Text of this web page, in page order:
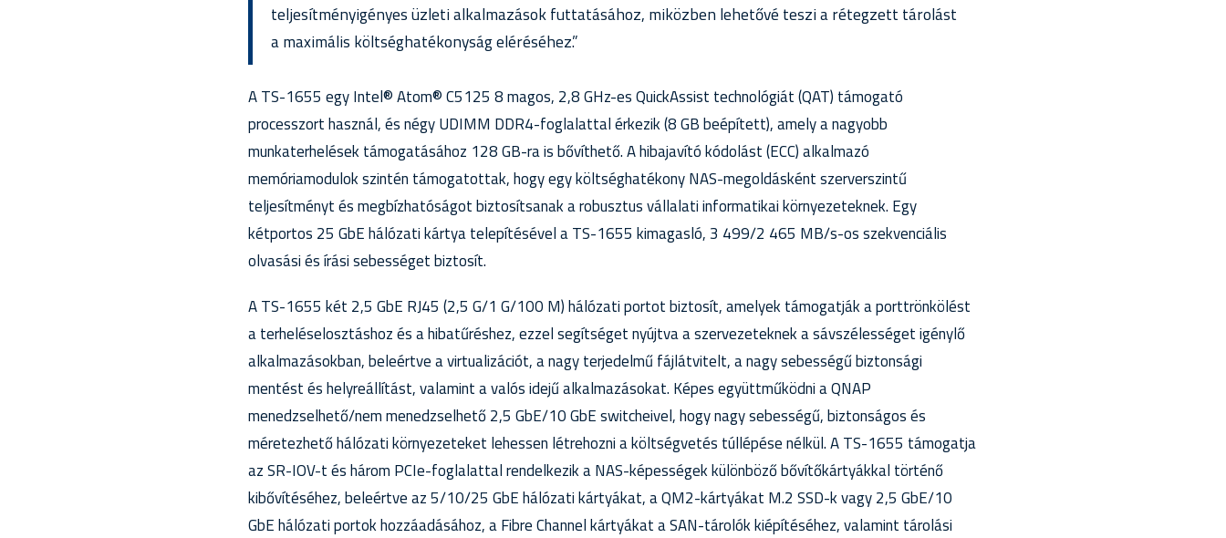
teljesítményigényes üzleti alkalmazások futtatásához, miközben lehetővé teszi a rétegzett tárolást
a maximális költséghatékonyság eléréséhez.”
A TS-1655 egy Intel® Atom® C5125 8 magos, 2,8 GHz-es QuickAssist technológiát (QAT) támogató
processzort használ, és négy UDIMM DDR4-foglalattal érkezik (8 GB beépített), amely a nagyobb
munkaterhelések támogatásához 128 GB-ra is bővíthető. A hibajavító kódolást (ECC) alkalmazó
memóriamodulok szintén támogatottak, hogy egy költséghatékony NAS-megoldásként szerverszintű
teljesítményt és megbízhatóságot biztosítsanak a robusztus vállalati informatikai környezeteknek. Egy
kétportos 25 GbE hálózati kártya telepítésével a TS-1655 kimagasló, 3 499/2 465 MB/s-os szekvenciális
olvasási és írási sebességet biztosít.
A TS-1655 két 2,5 GbE RJ45 (2,5 G/1 G/100 M) hálózati portot biztosít, amelyek támogatják a porttrönkölést
a terheléselosztáshoz és a hibatűréshez, ezzel segítséget nyújtva a szervezeteknek a sávszélességet igénylő
alkalmazásokban, beleértve a virtualizációt, a nagy terjedelmű fájlátvitelt, a nagy sebességű biztonsági
mentést és helyreállítást, valamint a valós idejű alkalmazásokat. Képes együttműködni a QNAP
menedzselhető/nem menedzselhető 2,5 GbE/10 GbE switcheivel, hogy nagy sebességű, biztonságos és
méretezhető hálózati környezeteket lehessen létrehozni a költségvetés túllépése nélkül. A TS-1655 támogatja
az SR-IOV-t és három PCIe-foglalattal rendelkezik a NAS-képességek különböző bővítőkártyákkal történő
kibővítéséhez, beleértve az 5/10/25 GbE hálózati kártyákat, a QM2-kártyákat M.2 SSD-k vagy 2,5 GbE/10
GbE hálózati portok hozzáadásához, a Fibre Channel kártyákat a SAN-tárolók kiépítéséhez, valamint tárolási